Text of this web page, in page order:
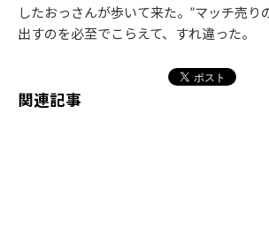
したおっさんが歩いて来た。”マッチ売り
出すのを必至でこらえて、すれ違った。
関連記事